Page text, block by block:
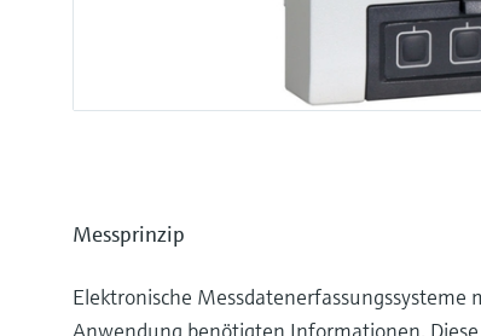
Messprinzip
Elektronische
Anwendung benötigten Informationen.